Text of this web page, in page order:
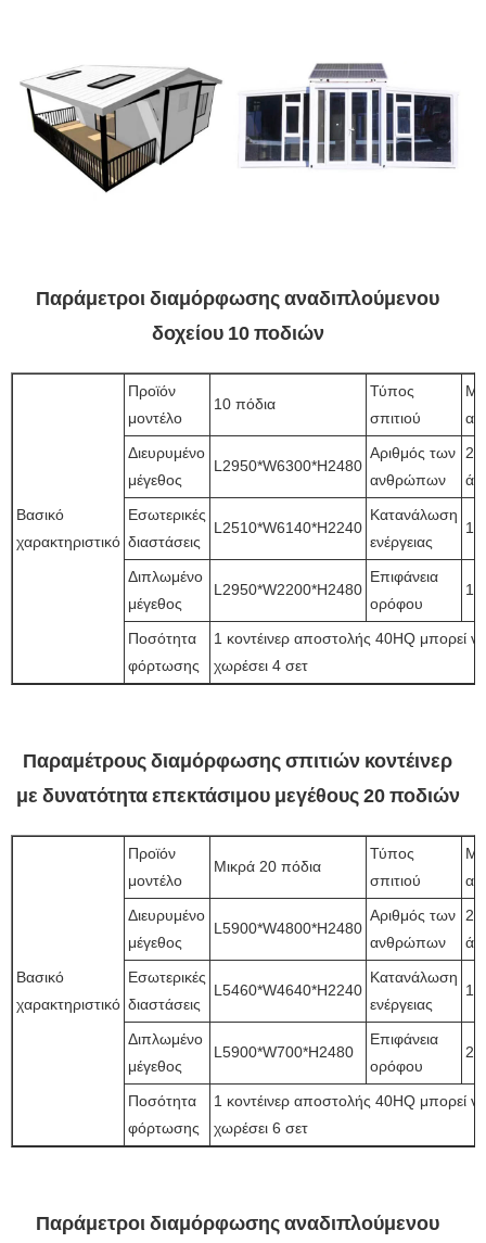
Παράμετροι διαμόρφωσης αναδιπλούμενου
δοχείου 10 ποδιών
Βασικό
χαρακτηριστικό
Προϊόν
μοντέλο
10 πόδια
Τύπος
σπιτιού
Διευρυμένο
μέγεθος
L2950*W6300*H2480
Αριθμός των
ανθρώπων
Εσωτερικές
διαστάσεις
L2510*W6140*H2240
Κατανάλωση
ενέργειας
12
Διπλωμένο
μέγεθος
L2950*W2200*H2480
Επιφάνεια
ορόφου
Ποσότητα
φόρτωσης
1 κοντέινερ αποστολής 40HQ μπορεί να
χωρέσει 4 σετ
Παραμέτρους διαμόρφωσης σπιτιών κοντέινερ
με δυνατότητα επεκτάσιμου μεγέθους 20 ποδιών
Βασικό
χαρακτηριστικό
Προϊόν
μοντέλο
Μικρά 20 πόδια
Τύπος
σπιτιού
Διευρυμένο
μέγεθος
L5900*W4800*H2480
Αριθμός των
ανθρώπων
Εσωτερικές
διαστάσεις
L5460*W4640*H2240
Κατανάλωση
ενέργειας
12
Διπλωμένο
μέγεθος
L5900*W700*H2480
Επιφάνεια
ορόφου
Ποσότητα
φόρτωσης
1 κοντέινερ αποστολής 40HQ μπορεί να
χωρέσει 6 σετ
Παράμετροι διαμόρφωσης αναδιπλούμενου